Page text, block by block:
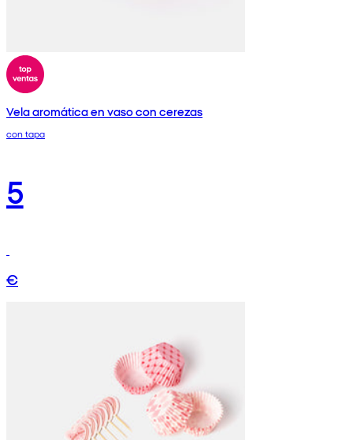
Vela aromática en vaso con cerezas
con tapa
5
€